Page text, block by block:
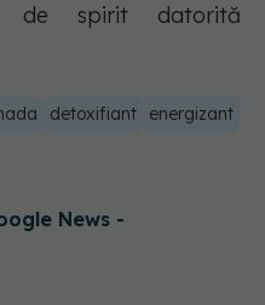
de spirit datorită
detoxifiant
energizant
News -